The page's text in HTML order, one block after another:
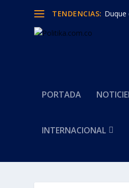
TENDENCIAS: Duque
PORTADA
INTERNACIONAL